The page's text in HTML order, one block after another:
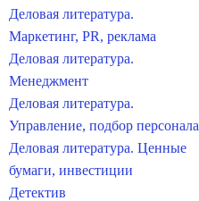
Деловая литература.
Маркетинг, PR, реклама
Деловая литература.
Менеджмент
Деловая литература.
Управление, подбор персонала
Деловая литература. Ценные
бумаги, инвестиции
Детектив